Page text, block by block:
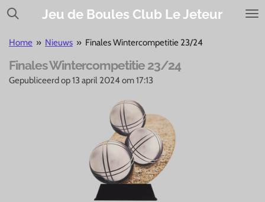
Ga
naar
hoofdinhoud
Jeu de Boules Club Le Jeteur
Home » Nieuws » Finales Wintercompetitie 23/24
Finales Wintercompetitie 23/24
Gepubliceerd op 13 april 2024 om 17:13